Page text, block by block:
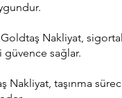
Nakliyat,
güvence sağlar.
Nakliyat, taşınma